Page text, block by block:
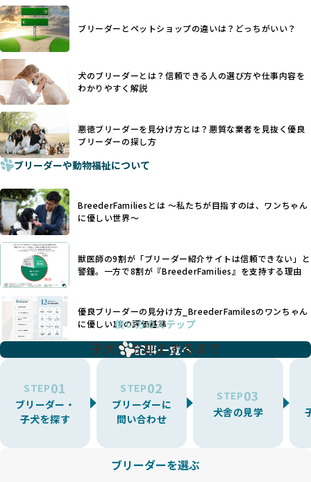
さらに、書類審査のみで掲載が許可されるサイトが多く、実
際の飼育環境やブリーダーの姿勢が見えにくい点も課題で
す。こうしたサイトでは、ブリーダーが記載する情報が主で
あり、実際の現場や日々のケアの状況がわからないため、営
利優先の「悪徳ブリーダー」が含まれるリスクが高まりま
す。
BreederFamiliesでは、ワンちゃんを大切にする「優良ブリ
ーダー」のみを紹介するために、法令を超えた独自の基準を
設け、ブリーダーの理念や飼育環境の厳格なチェックを行っ
ています。
一部の営利優先のブリーディングでは、母犬の出産負担を考
えずに大量繁殖が行われ、親犬が心身ともに疲弊するケース
が見られます。さらに、コストカットのために食事を減らし
たり、栄養のない食事を与える、適切な健康管理が行われな
いなど、ワンちゃんの健康と福祉が犠牲にされることも少な
くありません。
また、健康リスクが予測しづらいミックス犬の繁殖や、愛情
が行き届かない多頭飼育等も問題です。これらのブリーディ
ング手法は、ワンちゃんの福祉を無視し、利益のみを追求す
るブリーダーによるものが多く、消費者にとっても深刻な課
題となっています。
BreederFamiliesでは、こうしたワンちゃんに優しくないブ
リーディングをなくすため、すべてのワンちゃんを家族のよ
うに大切に飼育・繁殖を行っている「優良ブリーダー」のみ
BreederFamiliesでは、アニマルウェルフェアを最優先に考
えた6つの絶対基準と12の総合基準を設定しています。これに
ことを徹底しています。
BreederFamiliesでは、以下の6項目を必須条件とし、これら
ヨーロッパ諸国ではこうした処置が禁止されている一方で、
日本ではいまだ行われる場合があります。
優良ブリーダーは動物福祉を優先し、ワンちゃんの自然な姿
を大切にするため断尾・断耳を行いません。
一方、営利優先ブリーダーでは「見た目が良く売れやすい」
ことを理由に断尾や断耳を行うことがあり、中には麻酔なし
で処置するケースも見受けられます。
「耳やしっぽを切らない」詳細はこちら
犬種ごとに異なる健康リスクや育て方のポイントを理解し、
適切に対応するためには、深い知識と豊富な経験が欠かせま
せん。現在、犬種は200種類以上あり、それぞれに特有の健康
たとえば、パグは呼吸器系のトラブルを抱えやすく、ラブラ
ドール・レトリバーには股関節形成不全への注意が必要で
す。このような犬種ごとの違いを熟知し、適切なケアを提供
できるかどうかは、ブリーダーの専門性に大きく関わりま
す。
優良ブリーダーは、少数の犬種（一般的に3種以内）に絞って
繁殖を行い、各犬種の特徴を熟知しています。これにより、
犬種ごとの健康管理や繁殖において質の高いケアを提供する
ことが可能です。
一方、営利優先ブリーダーは流行や需要に応じて扱う犬種を
増やす傾向があり、犬種ごとに異なる健康問題や適切な育成
環境を十分に考慮しない場合があります。こうしたブリーダ
たりストレスを抱えたりするリスクが高まります。
「少数の犬種に集中」の詳細はこちら
すが、無計画な交配には健康リスクが伴います。異なる犬種
の特徴を持つことで予測しにくい健康問題が発生する可能性
が高く、診断や治療も複雑化する場合があります。また、ミ
ブリーダーとペットショップの違いは？どっちがいい？
犬のブリーダーとは？信頼できる人の選び方や仕事内容を
わかりやすく解説
悪徳ブリーダーを見分け方とは？悪質な業者を見抜く優良
ブリーダーの探し方
ブリーダーや動物福祉について
BreederFamiliesとは 〜私たちが目指すのは、ワンちゃん
に優しい世界〜
獣医師の9割が「ブリーダー紹介サイトは信頼できない」と
警鐘。一方で8割が『BreederFamilies』を支持する理由
優良ブリーダーの見分け方_BreederFamilesのワンちゃん
に優しい18の評価基準
記事一覧へ
使い方のステップ
子犬をお迎えするまで
STEP01
ブリーダー・
子犬を探す
STEP02
ブリーダーに
問い合わせ
STEP03
犬舎の見学
ブリーダーを選ぶ